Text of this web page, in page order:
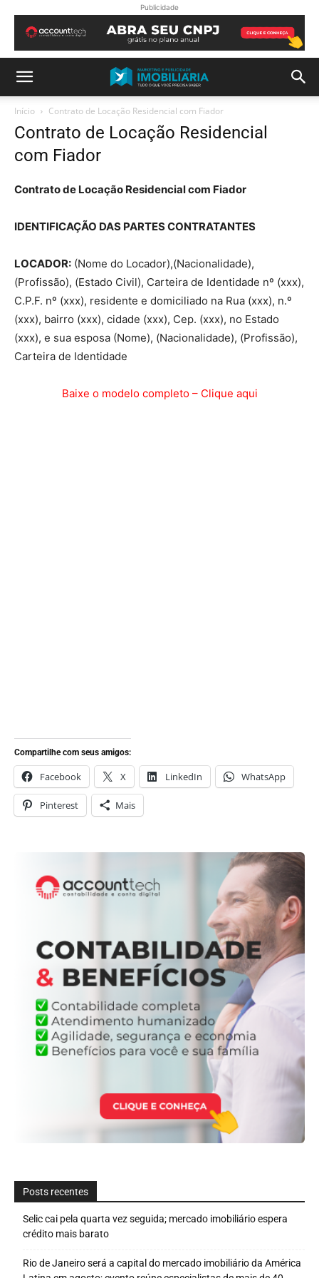
Publicidade
Início Contrato de Locação Residencial com Fiador
Contrato de Locação Residencial
com Fiador
Contrato de Locação Residencial com Fiador
IDENTIFICAÇÃO DAS PARTES CONTRATANTES
LOCADOR: (Nome do Locador),(Nacionalidade),
(Profissão), (Estado Civil), Carteira de Identidade nº (xxx),
C.P.F. nº (xxx), residente e domiciliado na Rua (xxx), n.º
(xxx), bairro (xxx), cidade (xxx), Cep. (xxx), no Estado
(xxx), e sua esposa (Nome), (Nacionalidade), (Profissão),
Carteira de Identidade
Baixe o modelo completo – Clique aqui
Compartilhe com seus amigos:
Facebook X LinkedIn WhatsApp
Pinterest Mais
Posts recentes
Selic cai pela quarta vez seguida; mercado imobiliário espera
crédito mais barato
Rio de Janeiro será a capital do mercado imobiliário da América